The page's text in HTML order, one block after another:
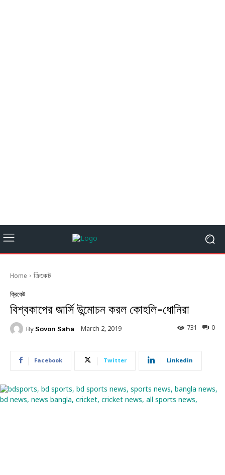
Home ক্রিকেট
ক্রিকেট
বিশ্বকাপের জার্সি উন্মোচন করল কোহলি-ধোনিরা
By Sovon Saha March 2, 2019 0
731
Facebook Twitter Linkedin